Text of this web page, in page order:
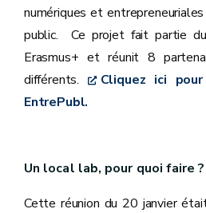
numériques et
public. Ce projet fait partie du
Erasmus+ et réunit 8
différents.
Cliquez ici
EntrePubl.
Un local lab, pour quoi faire ?
Cette réunion du 20 janvier